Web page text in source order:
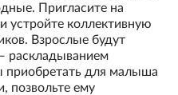
Пригласите на
устройте коллективную
Взрослые будут
раскладыванием
приобретать для малыша
позвольте ему